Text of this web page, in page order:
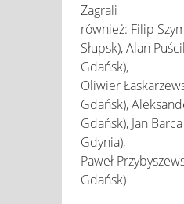
Zagrali
również: Filip
Słupsk), Alan
Gdańsk),
Oliwier
Gdańsk),
Gdańsk), Jan
Gdynia),
Paweł
Gdańsk)